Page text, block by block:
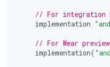
// For
implementation
// For Wear
implementation(